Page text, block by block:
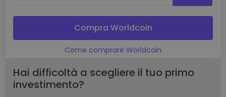
Compra Worldcoin
Come comprare Worldcoin
Hai difficoltà a scegliere il tuo primo
investimento?